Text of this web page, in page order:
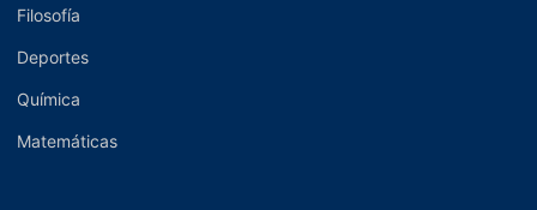
Filosofía
Deportes
Química
Matemáticas